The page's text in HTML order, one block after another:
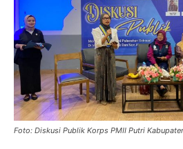
Foto: Diskusi Publik Korps PMII Putri